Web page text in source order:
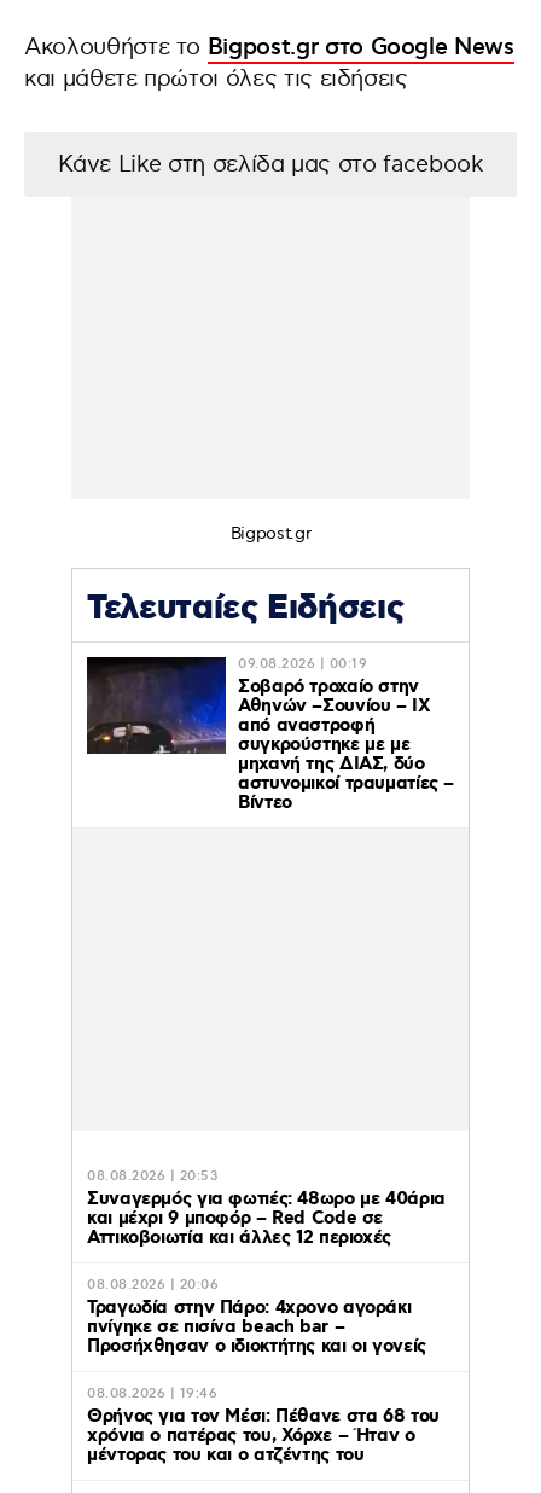
Ακολουθήστε το Bigpost.gr στο Google News
και μάθετε πρώτοι όλες τις ειδήσεις
Κάνε Like στη σελίδα μας στο facebook
Bigpost.gr
Τελευταίες Ειδήσεις
09.08.2026 | 00:19
Σοβαρό τροχαίο στην
Αθηνών –Σουνίου – ΙΧ
από αναστροφή
συγκρούστηκε με με
μηχανή της ΔΙΑΣ, δύο
αστυνομικοί τραυματίες –
Βίντεο
08.08.2026 | 20:53
Συναγερμός για φωτιές: 48ωρο με 40άρια
και μέχρι 9 μποφόρ – Red Code σε
Αττικοβοιωτία και άλλες 12 περιοχές
08.08.2026 | 20:06
Τραγωδία στην Πάρο: 4χρονο αγοράκι
πνίγηκε σε πισίνα beach bar –
Προσήχθησαν ο ιδιοκτήτης και οι γονείς
08.08.2026 | 19:46
Θρήνος για τον Μέσι: Πέθανε στα 68 του
χρόνια ο πατέρας του, Χόρχε – Ήταν ο
μέντορας του και ο ατζέντης του